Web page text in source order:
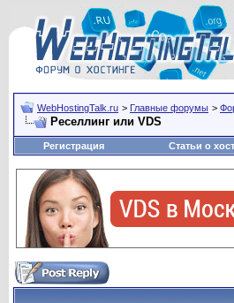
WebHostingTalk.ru > Главные форумы >
Реселлинг или VDS
Регистрация Статьи о